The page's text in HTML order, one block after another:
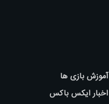
آموزش بازی ها
اخبار ایکس باکس